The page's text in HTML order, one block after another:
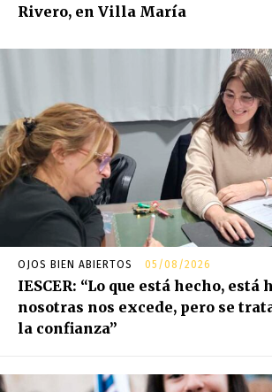
Rivero, en Villa María
OJOS BIEN ABIERTOS 05/08/2026
IESCER: “Lo que está hecho, está
nosotras nos excede, pero se
la confianza”